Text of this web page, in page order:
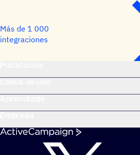
Más de 1 000
integraciones